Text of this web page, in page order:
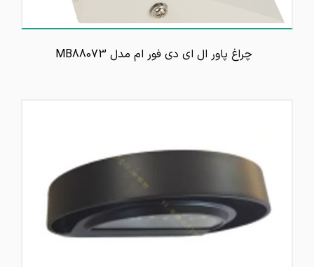
چراغ پاور ال ای دی فور ام مدل MB88073